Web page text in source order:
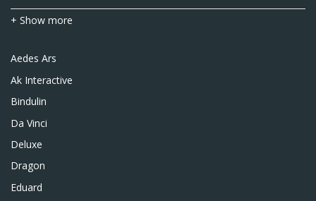
+ Show more
Aedes Ars
Ak Interactive
Bindulin
Da Vinci
Deluxe
Dragon
Eduard